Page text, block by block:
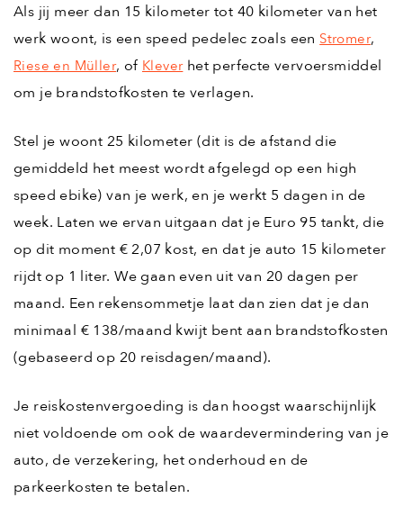
Als jij meer dan 15 kilometer tot 40 kilometer van het
werk woont, is een speed pedelec zoals een Stromer,
Riese en Müller, of Kleverhet perfecte vervoersmiddel
om je brandstofkosten te verlagen.
Stel je woont 25 kilometer (dit is de afstand die
gemiddeld het meest wordt afgelegd op een high
speed ebike) van je werk, en je werkt 5 dagen in de
week. Laten we ervan uitgaan dat je Euro 95 tankt, die
op dit moment € 2,07 kost, en dat je auto 15 kilometer
rijdt op 1 liter. We gaan even uit van 20 dagen per
maand. Een rekensommetje laat dan zien dat je dan
minimaal € 138/maand kwijt bent aan brandstofkosten
(gebaseerd op 20 reisdagen/maand).
Je reiskostenvergoeding is dan hoogst waarschijnlijk
niet voldoende om ook de waardevermindering van je
auto, de verzekering, het onderhoud en de
parkeerkosten te betalen.